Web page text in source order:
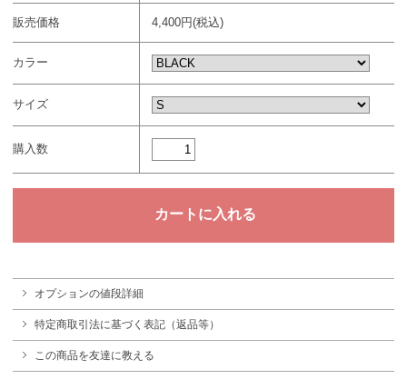
販売価格 4,400円(税込)
カラー
サイズ
購入数
オプションの値段詳細
特定商取引法に基づく表記（返品等）
この商品を友達に教える